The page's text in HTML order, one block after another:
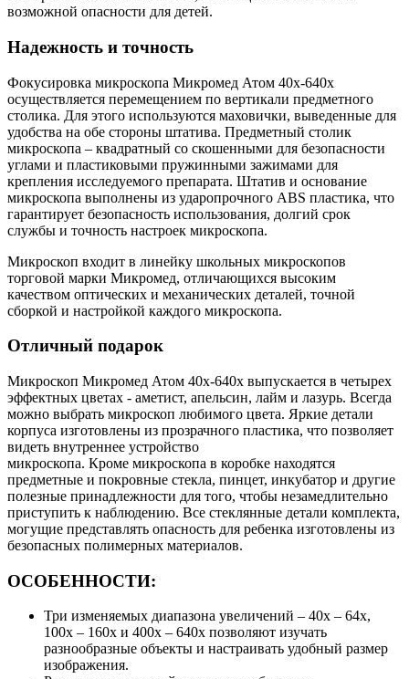
возможной опасности для детей.
Надежность и точность
Фокусировка микроскопа Микромед Атом 40x-640x
осуществляется перемещением по вертикали предметного
столика. Для этого используются маховички, выведенные для
удобства на обе стороны штатива. Предметный столик
микроскопа – квадратный со скошенными для безопасности
углами и пластиковыми пружинными зажимами для
крепления исследуемого препарата. Штатив и основание
микроскопа выполнены из ударопрочного ABS пластика, что
гарантирует безопасность использования, долгий срок
службы и точность настроек микроскопа.
Микроскоп входит в линейку школьных микроскопов
торговой марки Микромед, отличающихся высоким
качеством оптических и механических деталей, точной
сборкой и настройкой каждого микроскопа.
Отличный подарок
Микроскоп Микромед Атом 40x-640x выпускается в четырех
эффектных цветах - аметист, апельсин, лайм и лазурь. Всегда
можно выбрать микроскоп любимого цвета. Яркие детали
корпуса изготовлены из прозрачного пластика, что позволяет
видеть внутреннее устройство
микроскопа. Кроме микроскопа в коробке находятся
предметные и покровные стекла, пинцет, инкубатор и другие
полезные принадлежности для того, чтобы незамедлительно
приступить к наблюдению. Все стеклянные детали комплекта,
могущие представлять опасность для ребенка изготовлены из
безопасных полимерных материалов.
ОСОБЕННОСТИ:
Три изменяемых диапазона увеличений – 40х – 64х,
100х – 160х и 400х – 640х позволяют изучать
разнообразные объекты и настраивать удобный размер
изображения.